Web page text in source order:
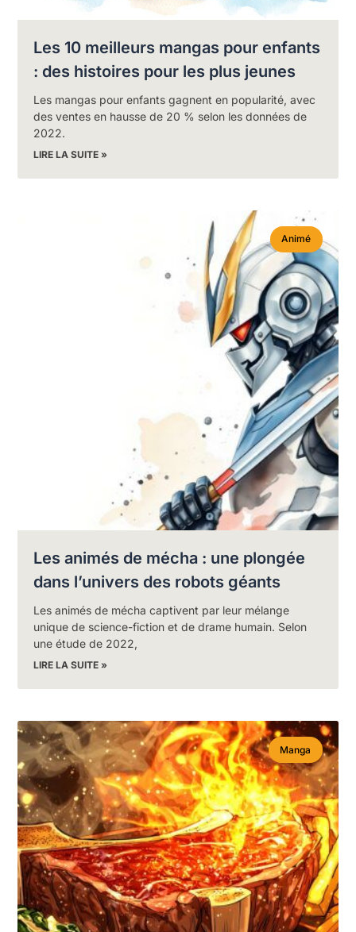
Les 10 meilleurs mangas pour enfants
: des histoires pour les plus jeunes
Les mangas pour enfants gagnent en popularité, avec
des ventes en hausse de 20 % selon les données de
2022.
LIRE LA SUITE »
Animé
Les animés de mécha : une plongée
dans l’univers des robots géants
Les animés de mécha captivent par leur mélange
unique de science-fiction et de drame humain. Selon
une étude de 2022,
LIRE LA SUITE »
Manga